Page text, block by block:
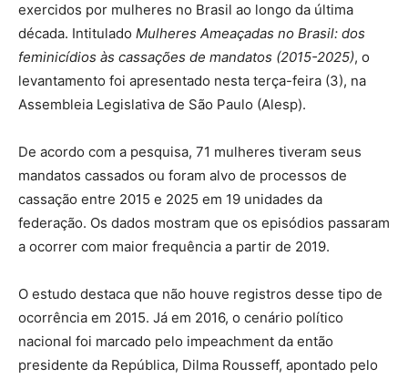
exercidos por mulheres no Brasil ao longo da última
década. Intitulado Mulheres Ameaçadas no Brasil: dos
feminicídios às cassações de mandatos (2015-2025), o
levantamento foi apresentado nesta terça-feira (3), na
Assembleia Legislativa de São Paulo (Alesp).
De acordo com a pesquisa, 71 mulheres tiveram seus
mandatos cassados ou foram alvo de processos de
cassação entre 2015 e 2025 em 19 unidades da
federação. Os dados mostram que os episódios passaram
a ocorrer com maior frequência a partir de 2019.
O estudo destaca que não houve registros desse tipo de
ocorrência em 2015. Já em 2016, o cenário político
nacional foi marcado pelo impeachment da então
presidente da República, Dilma Rousseff, apontado pelo